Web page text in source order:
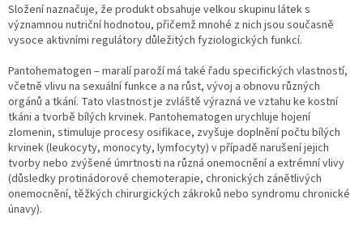
Složení naznačuje, že produkt obsahuje velkou skupinu látek s
významnou nutriční hodnotou, přičemž mnohé z nich jsou současně
vysoce aktivními regulátory důležitých fyziologických funkcí.
Pantohematogen – maralí paroží má také řadu specifických vlastností,
včetně vlivu na sexuální funkce a na růst, vývoj a obnovu různých
orgánů a tkání. Tato vlastnost je zvláště výrazná ve vztahu ke kostní
tkáni a tvorbě bílých krvinek. Pantohematogen urychluje hojení
zlomenin, stimuluje procesy osifikace, zvyšuje doplnění počtu bílých
krvinek (leukocyty, monocyty, lymfocyty) v případě narušení jejich
tvorby nebo zvýšené úmrtnosti na různá onemocnění a extrémní vlivy
(důsledky protinádorové chemoterapie, chronických zánětlivých
onemocnění, těžkých chirurgických zákroků nebo syndromu chronické
únavy).